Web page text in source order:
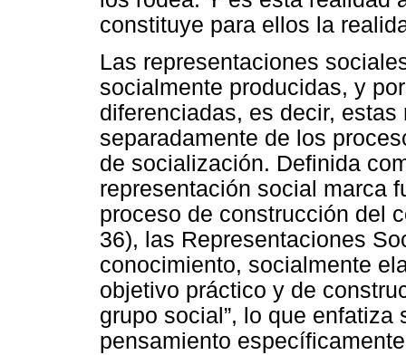
constituye para ellos la
Las representaciones
socialmente producidas, y
diferenciadas, es decir,
separadamente de los
de socialización. Definida
representación social marca
proceso de construcción del
36), las Representaciones
conocimiento, socialmente
objetivo práctico y de
grupo social”, lo que
pensamiento